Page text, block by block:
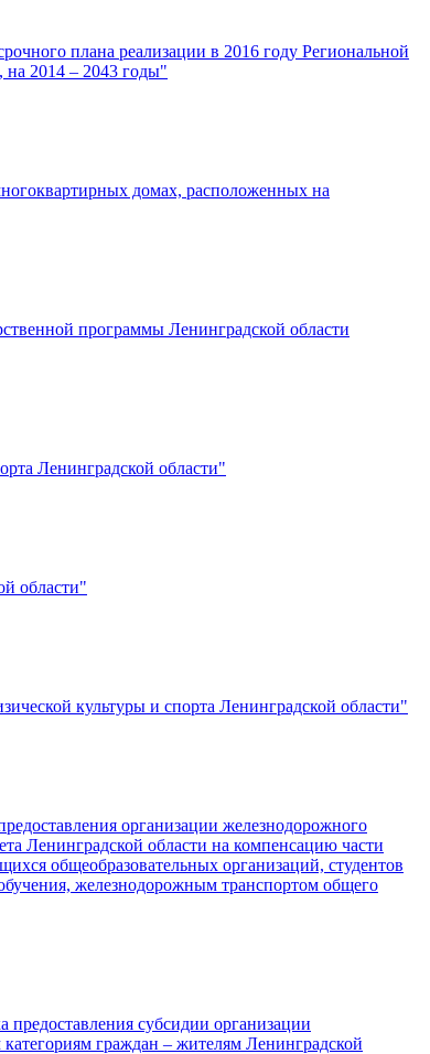
плана реализации в 2016 году Региональной
на 2014 – 2043 годы"
домах, расположенных на
программы Ленинградской области
Ленинградской области"
области"
культуры и спорта Ленинградской области"
организации железнодорожного
Ленинградской области на компенсацию части
общеобразовательных организаций, студентов
железнодорожным транспортом общего
субсидии организации
граждан – жителям Ленинградской